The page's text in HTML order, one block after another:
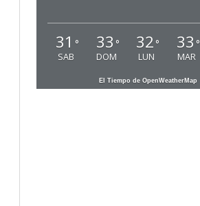
31 °
SAB
33 °
DOM
32 °
LUN
33 °
MAR
El Tiempo de OpenWeatherMap